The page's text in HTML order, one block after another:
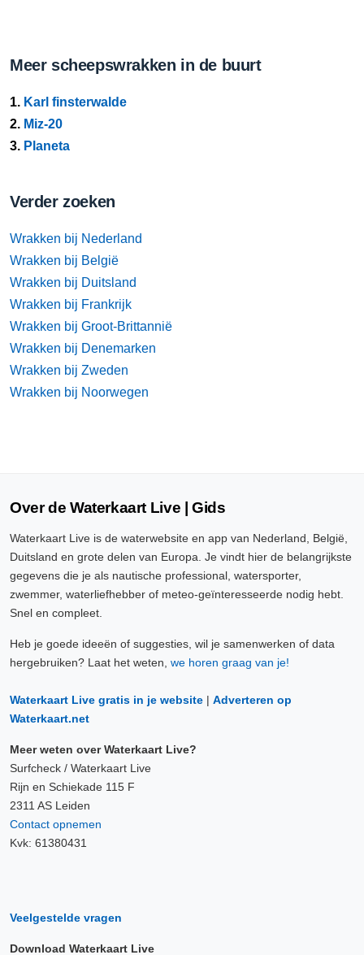
Meer scheepswrakken in de buurt
1. Karl finsterwalde
2. Miz-20
3. Planeta
Verder zoeken
Wrakken bij Nederland
Wrakken bij België
Wrakken bij Duitsland
Wrakken bij Frankrijk
Wrakken bij Groot-Brittannië
Wrakken bij Denemarken
Wrakken bij Zweden
Wrakken bij Noorwegen
Over de Waterkaart Live | Gids
Waterkaart Live is de waterwebsite en app van Nederland, België,
Duitsland en grote delen van Europa. Je vindt hier de belangrijkste
gegevens die je als nautische professional, watersporter,
zwemmer, waterliefhebber of meteo-geïnteresseerde nodig hebt.
Snel en compleet.
Heb je goede ideeën of suggesties, wil je samenwerken of data
hergebruiken? Laat het weten, we horen graag van je!
Waterkaart Live gratis in je website | Adverteren op
Waterkaart.net
Meer weten over Waterkaart Live?
Surfcheck / Waterkaart Live
Rijn en Schiekade 115 F
2311 AS Leiden
Contact opnemen
Kvk: 61380431
Veelgestelde vragen
Download Waterkaart Live